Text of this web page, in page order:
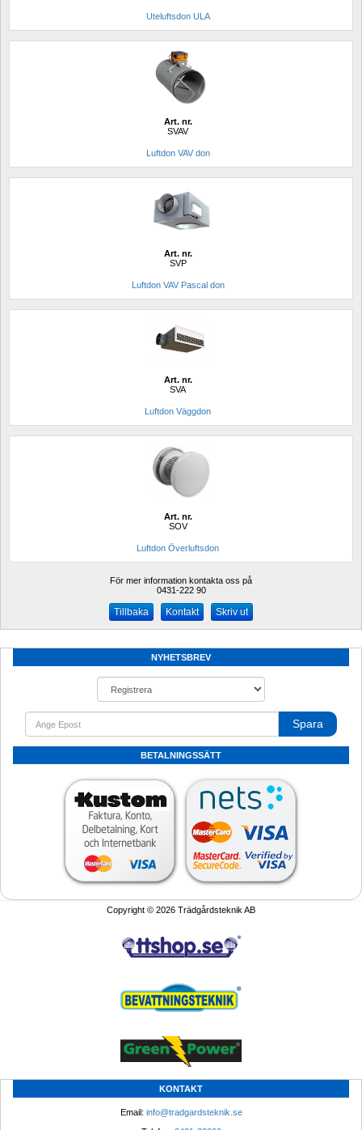
Uteluftsdon ULA
Art. nr.
SVAV
Luftdon VAV don
Art. nr.
SVP
Luftdon VAV Pascal don
Art. nr.
SVA
Luftdon Väggdon
Art. nr.
SOV
Luftdon Överluftsdon
För mer information kontakta oss på
0431-222 90
Kontakt Skriv ut
NYHETSBREV
Spara
BETALNINGSSÄTT
Copyright © 2026 Trädgårdsteknik AB
KONTAKT
Email: info@tradgardsteknik.se